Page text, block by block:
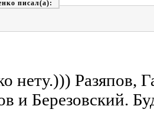
нету.))) Разяпов,
и Березовский.